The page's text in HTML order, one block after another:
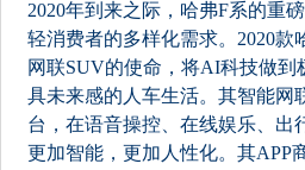
2020年到来之际，哈弗F系的重
轻消费者的多样化需求。2020款
网联SUV的使命，将AI科技做到
具未来感的人车生活。其智能网
台，在语音操控、在线娱乐、出
更加智能，更加人性化。其APP